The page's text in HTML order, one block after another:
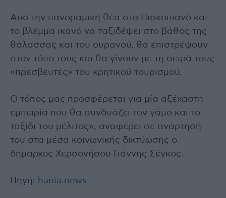
Από την πανοραμική θέα στο Πισκοπιανό και
το βλέμμα ικανό να ταξιδέψει στο βάθος της
θάλασσας και του ουρανού, θα επιστρέψουν
στον τόπο τους και θα γίνουν με τη σειρά τους
«πρεσβευτές» του κρητικού τουρισμού.
Ο τόπος μας προσφέρεται για μία αξέχαστη
εμπειρία που θα συνδυάζει τον γάμο και το
ταξίδι του μέλιτος», αναφέρει σε ανάρτησή
του στα μέσα κοινωνικής δικτύωσης ο
δήμαρχος Χερσονήσου Γιάννης Σέγκος.
Πηγή: hania.news